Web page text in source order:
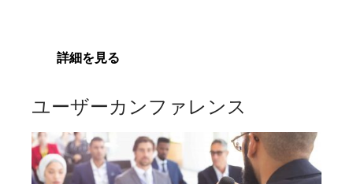
詳細を見る
ユーザーカンファレンス